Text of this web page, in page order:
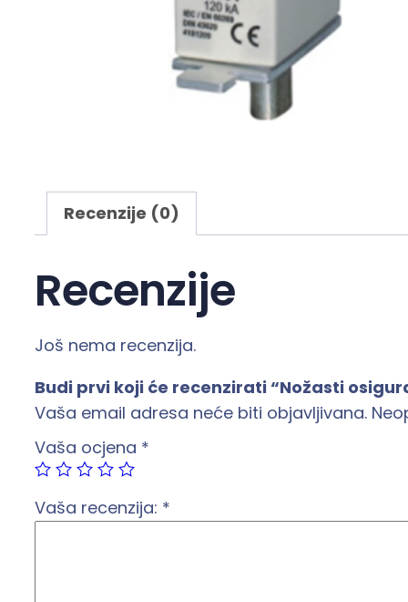
Recenzije (0)
Recenzije
Još nema recenzija.
Budi prvi koji će recenzirati “Nožasti
Vaša email adresa neće biti objavljivana.
Vaša ocjena *
Vaša recenzija: *